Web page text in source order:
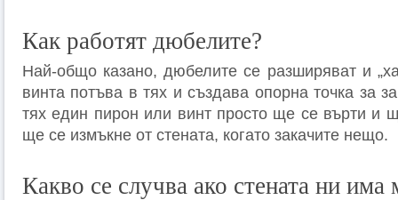
Как работят дюбелите?
Най-общо казано, дюбелите се разширяват и
винта потъва в тях и създава опорна точка за
тях един пирон или винт просто ще се върти и
ще се измъкне от стената, когато закачите нещо.
Какво се случва ако стената ни има